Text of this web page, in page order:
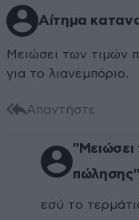
Αίτημα
Μειώσει των τιμών
για το λιανεμπόριο.
Απαντήστε
"Μειώσει
εσύ το